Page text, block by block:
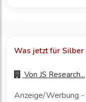
Was jetzt für
Von JS Research...
Anzeige/Werbung